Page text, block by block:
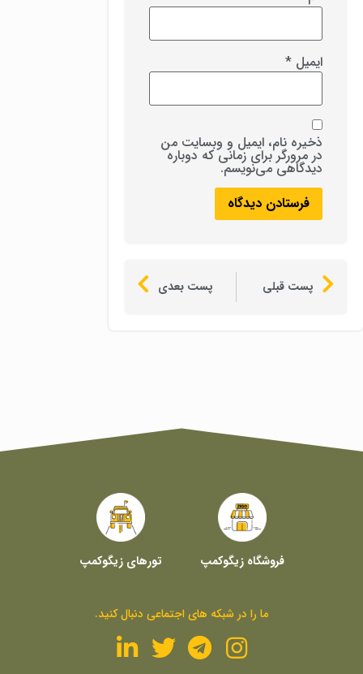
ایمیل *
ذخیره نام، ایمیل و وبسایت من
در مرورگر برای زمانی که دوباره
دیدگاهی می‌نویسم.
پست قبلی پست بعدی
فروشگاه زیگوکمپ تورهای زیگوکمپ
ما را در شبکه های اجتماعی دنبال کنید.